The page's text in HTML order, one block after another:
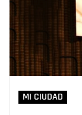
MI CIUDAD